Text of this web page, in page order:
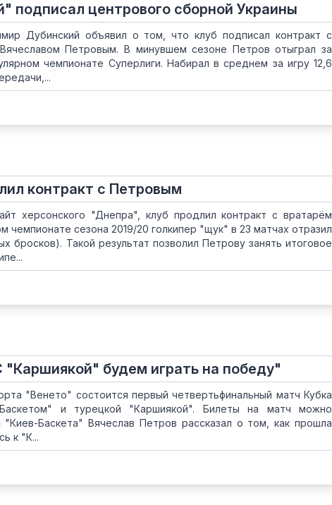
подписал центрового сборной Украины
Дубинский объявил о том, что клуб подписал контракт с
Петровым. В минувшем сезоне Петров отыграл за
чемпионате Суперлиги. Набирал в среднем за игру 12,6
контракт с Петровым
херсонского "Днепра", клуб продлил контракт с вратарём
чемпионате сезона 2019/20 голкипер "щук" в 23 матчах отразил
бросков). Такой результат позволил Петрову занять итоговое
"Каршиякой" будем играть на победу"
"Венето" состоится первый четвертьфинальный матч Кубка
и турецкой "Каршиякой". Билеты на матч можно
Баскета" Вячеслав Петров рассказал о том, как прошла
к "К...